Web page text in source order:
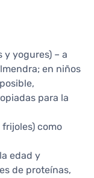
y yogures) – a
en niños
para la
como
edad y
de proteínas,